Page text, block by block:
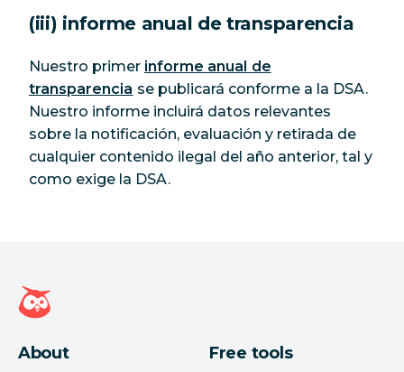
(iii) informe anual de transparencia
Nuestro primer informe anual de
transparencia se publicará conforme a la DSA.
Nuestro informe incluirá datos relevantes
sobre la notificación, evaluación y retirada de
cualquier contenido ilegal del año anterior, tal y
como exige la DSA.
Página de inicio de Hootsuite
About Free tools